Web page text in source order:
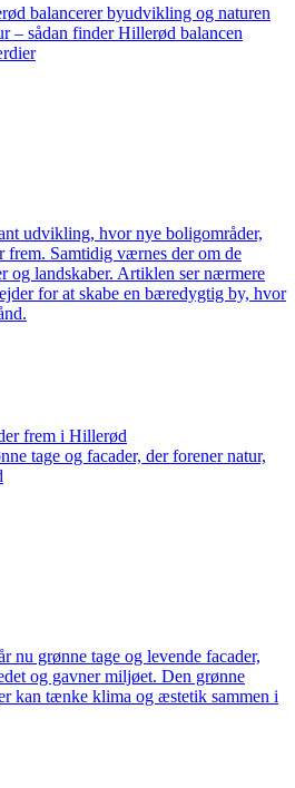
balancerer byudvikling og naturen
– sådan finder Hillerød balancen
udvikling, hvor nye boligområder,
Samtidig værnes der om de
og landskaber. Artiklen ser nærmere
for at skabe en bæredygtig by, hvor
frem i Hillerød
tage og facader, der forener natur,
nu grønne tage og levende facader,
og gavner miljøet. Den grønne
kan tænke klima og æstetik sammen i